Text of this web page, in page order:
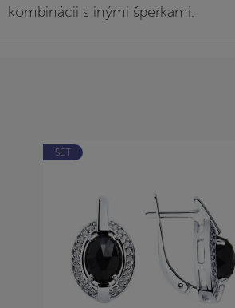
kombinácii s inými šperkami.
SET